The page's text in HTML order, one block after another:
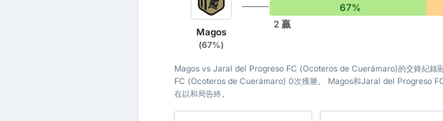
Magos
(67%)
67%
2 贏
Magos vs Jaral del Progreso FC (Ocoteros de Cuerámaro)的交鋒紀錄
FC (Ocoteros de Cuerámaro) 0次獲勝。 Magos和Jaral del Progreso
在以和局告終。